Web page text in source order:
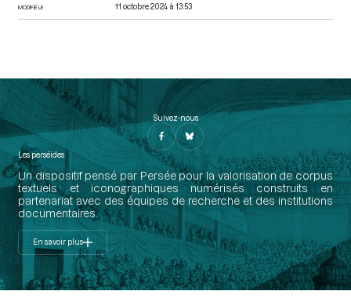
MODIFIÉ LE 11 octobre 2024 à 13:53
Suivez-nous
Les perséides
Un dispositif pensé par Persée pour la valorisation de corpus
textuels et iconographiques numérisés construits en
partenariat avec des équipes de recherche et des institutions
documentaires.
En savoir plus